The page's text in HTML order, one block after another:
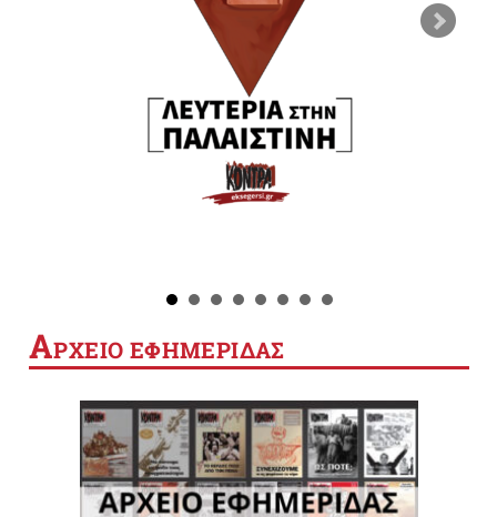
ΑΡΧΕΙΟ ΕΦΗΜΕΡΙΔΑΣ